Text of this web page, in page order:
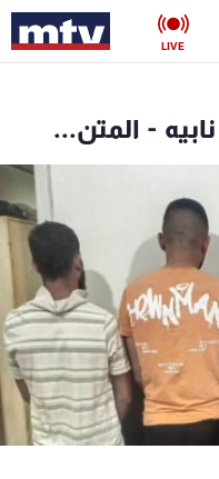
LIVE
- المتن...